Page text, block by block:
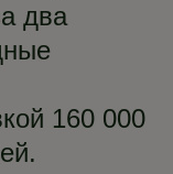
два
160 000